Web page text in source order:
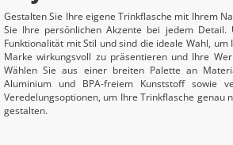
Gestalten Sie Ihre eigene Trinkflasche mit Ihrem
Sie Ihre persönlichen Akzente bei jedem Detail.
Funktionalität mit Stil und sind die ideale Wahl,
Marke wirkungsvoll zu präsentieren und Ihre
Wählen Sie aus einer breiten Palette an
Aluminium und BPA-freiem Kunststoff sowie
Veredelungsoptionen, um Ihre Trinkflasche genau
gestalten.